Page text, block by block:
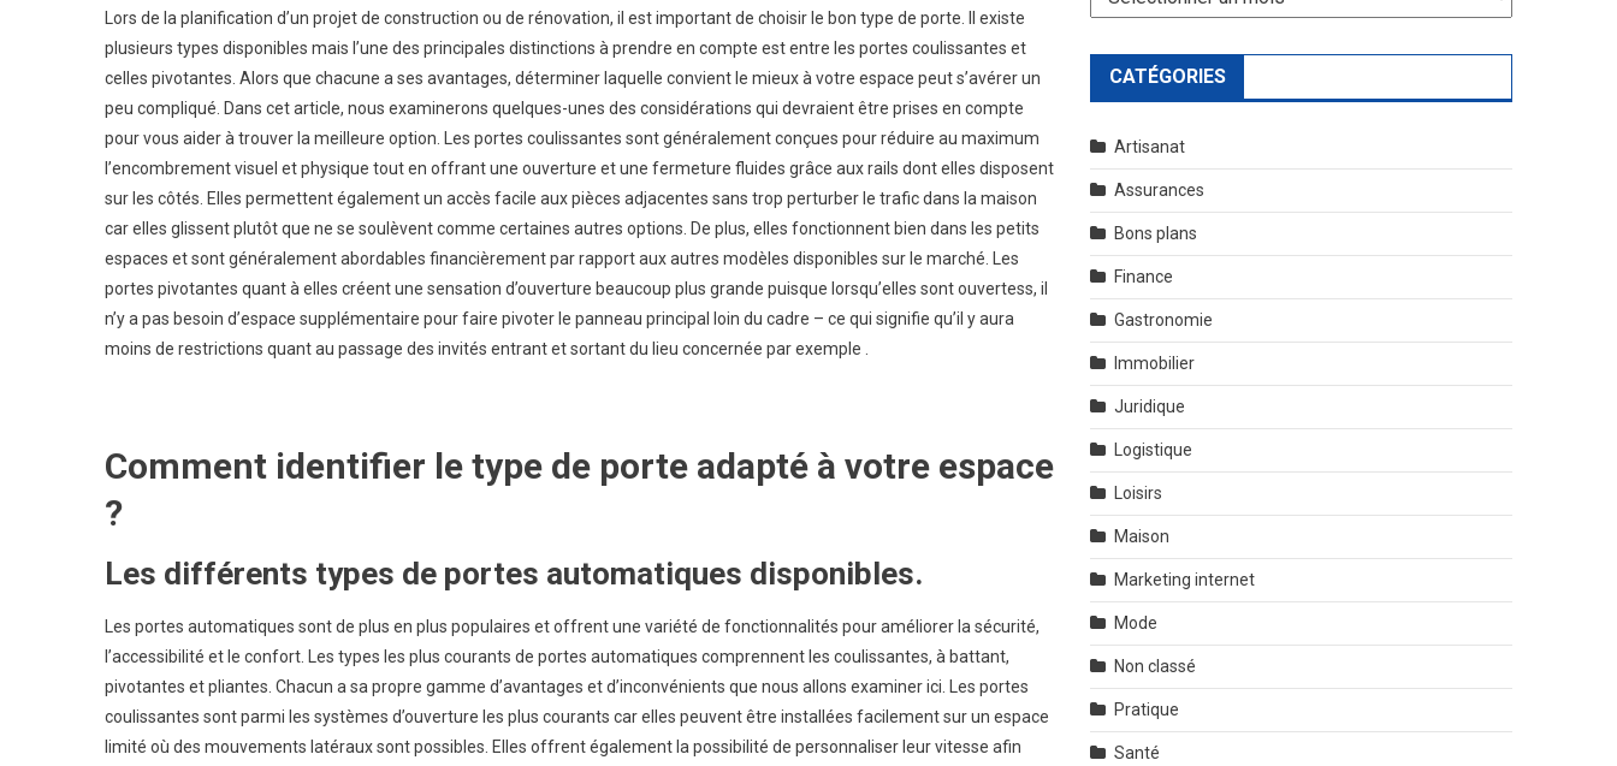
Lors de la planification d’un projet de construction ou de rénovation, il est important de choisir le bon type de porte. Il existe
plusieurs types disponibles mais l’une des principales distinctions à prendre en compte est entre les portes coulissantes et
celles pivotantes. Alors que chacune a ses avantages, déterminer laquelle convient le mieux à votre espace peut s’avérer un
peu compliqué. Dans cet article, nous examinerons quelques-unes des considérations qui devraient être prises en compte
pour vous aider à trouver la meilleure option. Les portes coulissantes sont généralement conçues pour réduire au maximum
l’encombrement visuel et physique tout en offrant une ouverture et une fermeture fluides grâce aux rails dont elles disposent
sur les côtés. Elles permettent également un accès facile aux pièces adjacentes sans trop perturber le trafic dans la maison
car elles glissent plutôt que ne se soulèvent comme certaines autres options. De plus, elles fonctionnent bien dans les petits
espaces et sont généralement abordables financièrement par rapport aux autres modèles disponibles sur le marché. Les
portes pivotantes quant à elles créent une sensation d’ouverture beaucoup plus grande puisque lorsqu’elles sont ouvertess, il
n’y a pas besoin d’espace supplémentaire pour faire pivoter le panneau principal loin du cadre – ce qui signifie qu’il y aura
moins de restrictions quant au passage des invités entrant et sortant du lieu concernée par exemple .
Comment identifier le type de porte adapté à votre espace
?
Les différents types de portes automatiques disponibles.
Les portes automatiques sont de plus en plus populaires et offrent une variété de fonctionnalités pour améliorer la sécurité,
l’accessibilité et le confort. Les types les plus courants de portes automatiques comprennent les coulissantes, à battant,
pivotantes et pliantes. Chacun a sa propre gamme d’avantages et d’inconvénients que nous allons examiner ici. Les portes
coulissantes sont parmi les systèmes d’ouverture les plus courants car elles peuvent être installées facilement sur un espace
limité où des mouvements latéraux sont possibles. Elles offrent également la possibilité de personnaliser leur vitesse afin
CATÉGORIES
Artisanat
Assurances
Bons plans
Finance
Gastronomie
Immobilier
Juridique
Logistique
Loisirs
Maison
Marketing internet
Mode
Non classé
Pratique
Santé